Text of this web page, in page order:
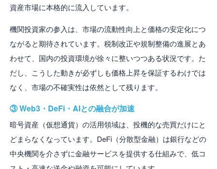
資産市場に本格的に流入しています。
機関投資家の参入は、市場の流動性向上と価格の安定化につ
ながると期待されています。税制改正や規制整備の進展とあ
わせて、国内の投資環境が徐々に整いつつある状況です。た
だし、こうした動きが必ずしも価格上昇を保証するわけでは
なく、市場の不確実性は依然として残ります。
③ Web3・DeFi・AIとの融合が加速
暗号資産（仮想通貨）の活用領域は、投機的な売買だけにと
どまらなくなっています。DeFi（分散型金融）は銀行などの
中央機関を介さずに金融サービスを提供する仕組みで、低コ